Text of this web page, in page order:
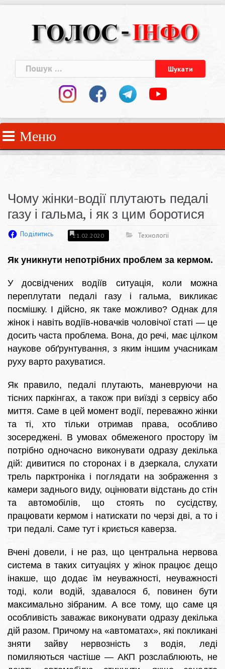
Пошук:
Меню
Чому жінки-водії плутають педалі
газу і гальма, і як з цим боротися
Поділитись 21.02.2020 Технології
Як уникнути непотрібних проблем за кермом.
У досвідчених водіїв ситуація, коли можна
переплутати педалі газу і гальма, викликає
посмішку. І дійсно, як таке можливо? Однак для
жінок і навіть водіїв-новачків чоловічої статі — це
досить часта проблема. Вона, до речі, має цілком
наукове обґрунтування, з яким іншим учасникам
руху варто рахуватися.
Як правило, педалі плутають, маневруючи на
тісних паркінгах, а також при виїзді з сервісу або
миття. Саме в цей момент водії, переважно жінки
та ті, хто тільки отримав права, особливо
зосереджені. В умовах обмеженого простору їм
потрібно одночасно виконувати одразу декілька
дій: дивитися по сторонах і в дзеркала, слухати
трель парктроніка і поглядати на зображення з
камери заднього виду, оцінювати відстань до стін
та автомобілів, що стоять по сусідству,
працювати кермом і натискати по черзі дві, а то і
три педалі. Саме тут і криється каверза.
Вчені довели, і не раз, що центральна нервова
система в таких ситуаціях у жінок працює дещо
інакше, що додає їм неуважності, неуважності
тоді, коли водій, здавалося б, повинен бути
максимально зібраним. А все тому, що саме ця
особливість заважає виконувати одразу декілька
дій разом. Причому на «автоматах», які покликані
зняти зайву нервозність з водія, леді
помиляються частіше — АКП розслаблюють, не